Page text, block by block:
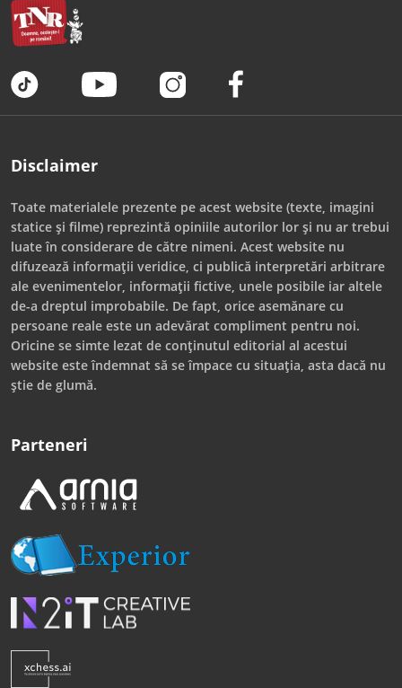
Disclaimer
Toate materialele prezente pe acest website (texte, imagini
statice și filme) reprezintă opiniile autorilor lor și nu ar trebui
luate în considerare de către nimeni. Acest website nu
difuzează informații veridice, ci publică interpretări arbitrare
ale evenimentelor, informații fictive, unele posibile iar altele
de-a dreptul improbabile. De fapt, orice asemănare cu
persoane reale este un adevărat compliment pentru noi.
Oricine se simte lezat de conținutul editorial al acestui
website este îndemnat să se împace cu situația, asta dacă nu
știe de glumă.
Parteneri